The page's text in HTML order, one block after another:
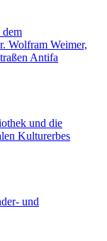
dem
Wolfram Weimer,
Antifa
und die
Kulturerbes
und